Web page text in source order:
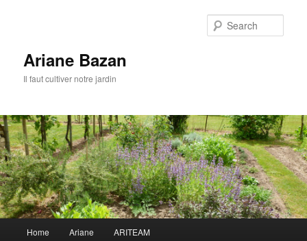
Ariane Bazan
Il faut cultiver notre jardin
Skip
Skip
Home Ariane ARITEAM